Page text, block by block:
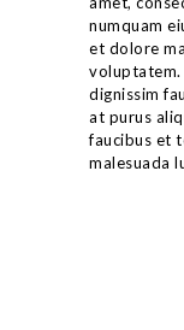
numquam
et dolore
voluptatem.
dignissim
at purus
faucibus et
malesuada